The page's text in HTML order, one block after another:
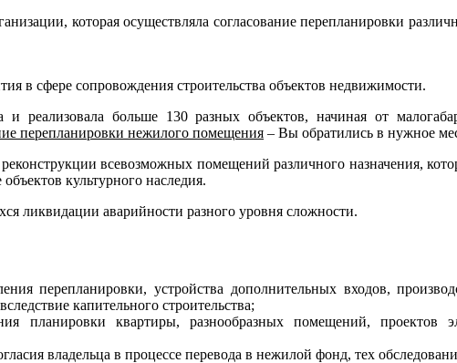
которая осуществляла согласование перепланировки
в сфере сопровождения строительства объектов недвижимости.
и реализовала больше 130 разных объектов, начиная от
перепланировки нежилого помещения – Вы обратились в нужное
всевозможных помещений различного назначения,
культурного наследия.
ликвидации аварийности разного уровня сложности.
перепланировки, устройства дополнительных входов,
капительного строительства;
планировки квартиры, разнообразных помещений, проектов
владельца в процессе перевода в нежилой фонд, тех